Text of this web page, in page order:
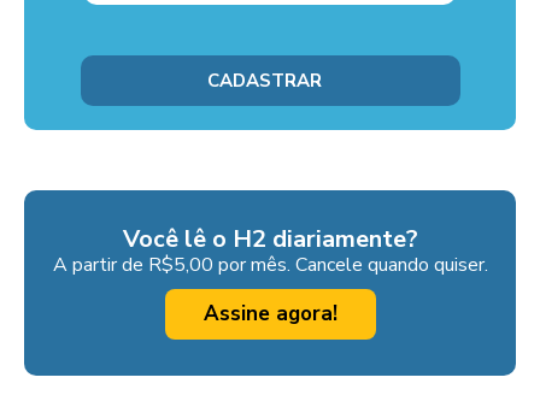
Você lê o H2 diariamente?
A partir de R$5,00 por mês. Cancele quando quiser.
Assine agora!